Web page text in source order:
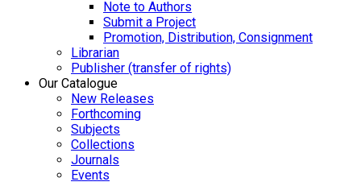
Note to Authors
Submit a Project
Promotion, Distribution, Consignment
Librarian
Publisher (transfer of rights)
Our Catalogue
New Releases
Forthcoming
Subjects
Collections
Journals
Events